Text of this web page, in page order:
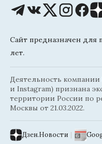
Сайт предназначен для
лет.
Деятельность компании
и Instagram) признана
территории России по
Москвы от 21.03.2022.
Дзен.Новости |